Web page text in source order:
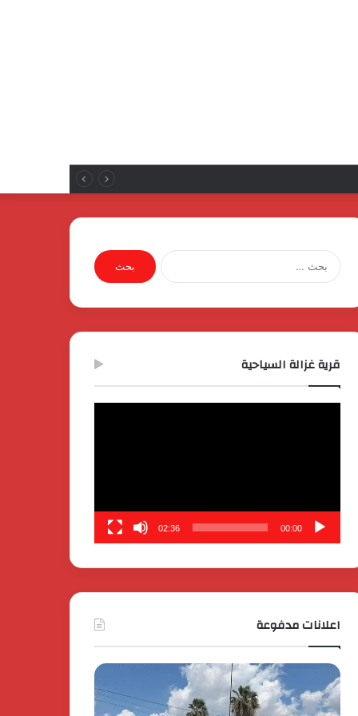
لمصنع الإلكترونيات
البحث
عن:
قرية غزالة السياحية
00:00
02:36
اعلانات مدفوعة
كايي
موتورز
للسيارات
تفاصيل
إطلاق
قمة